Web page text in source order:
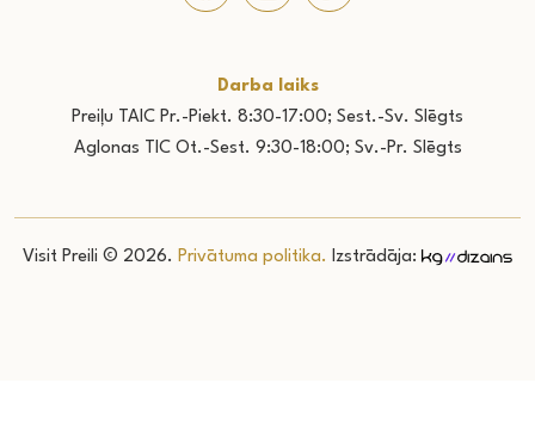
Darba laiks
Preiļu TAIC Pr.-Piekt. 8:30-17:00; Sest.-Sv. Slēgts
Aglonas TIC Ot.-Sest. 9:30-18:00; Sv.-Pr. Slēgts
Visit Preili © 2026. Privātuma politika. Izstrādāja: